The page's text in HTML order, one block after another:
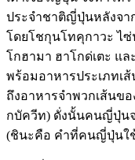
ประจำชาติญี่ปุ่นหลังจา
โดยโชกุนโทคุกาวะ ไ
โกฮามา ฮาโกด่เตะ แ
พร้อมอาหารประเภทเ
ถึงอาหารจำพวกเส้นข
กบัควีท) ดั่งนั้นคนญี่ปุ่นจ
(ชินะคือ คำที่คนญี่ปุ่นใ